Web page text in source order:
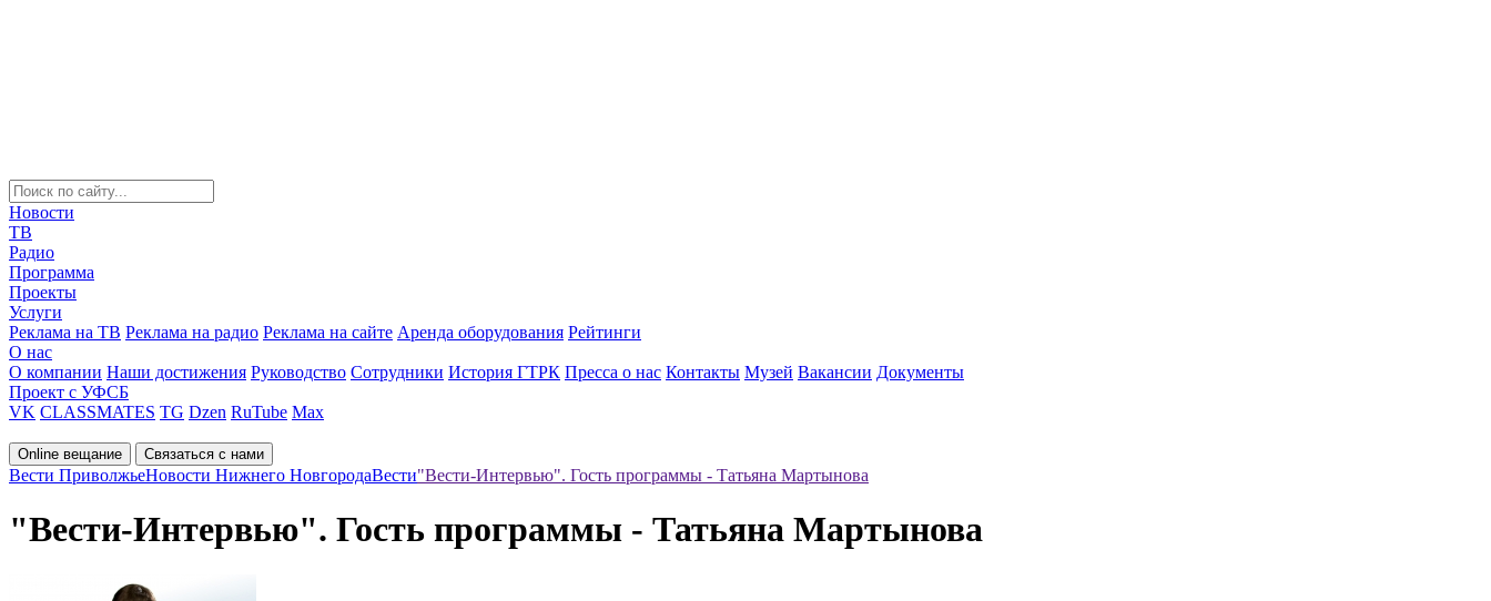
Новости
ТВ
Радио
Программа
Проекты
Услуги
Реклама на ТВ Реклама на радио Реклама на сайте Аренда оборудования Рейтинги
О нас
О компании Наши достижения Руководство Сотрудники История ГТРК Пресса о нас Контакты Музей Вакансии Документы
Проект с УФСБ
VK CLASSMATES TG Dzen RuTube Max
Online вещание Связаться с нами
Вести ПриволжьеНовости Нижнего НовгородаВести"Вести-Интервью". Гость программы - Татьяна Мартынова
"Вести-Интервью". Гость программы - Татьяна Мартынова